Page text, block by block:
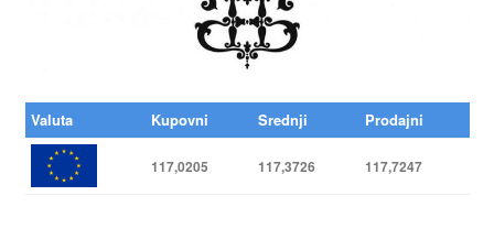
Valuta Kupovni Srednji Prodajni
117,0205 117,3726 117,7247